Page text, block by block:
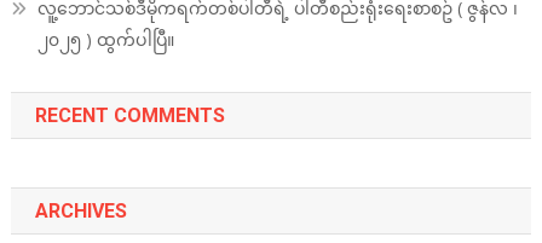
လူ့ဘောင်သစ်ဒီမိုကရက်တစ်ပါတီရဲ့ ပါတီစည်းရုံးရေးစာစဥ် ( ဇွန်လ ၊
၂၀၂၅ ) ထွက်ပါပြီ။
RECENT COMMENTS
ARCHIVES